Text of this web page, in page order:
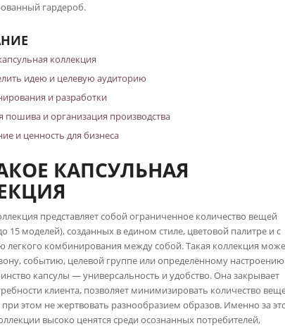
гардероб.
коллекция
идею и целевую аудиторию
и разработки
пошива и организация производства
и ценность для бизнеса
КАПСУЛЬНАЯ
представляет собой ограниченное количество вещей
15 моделей), созданных в едином стиле, цветовой палитре и с
легкого комбинирования между собой. Такая коллекция
событию, целевой группе или определённому
капсулы — универсальность и удобство. Она закрывает
клиента, позволяет минимизировать количество
при этом не жертвовать разнообразием образов. Именно за
высоко ценятся среди осознанных потребителей,